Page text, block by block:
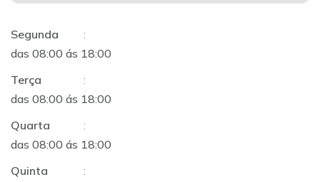
Segunda
:
das 08:00 ás 18:00
Terça
:
das 08:00 ás 18:00
Quarta
:
das 08:00 ás 18:00
Quinta
: